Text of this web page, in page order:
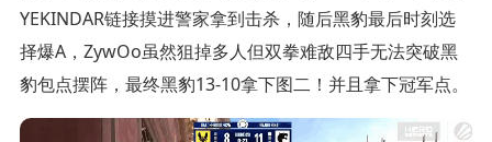
YEKINDAR链接摸进警家拿到击杀，随后黑豹最后时刻选
择爆A，ZywOo虽然狙掉多人但双拳难敌四手无法突破黑
豹包点摆阵，最终黑豹13-10拿下图二！并且拿下冠军点。